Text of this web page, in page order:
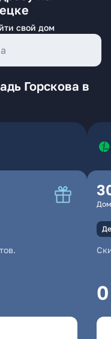
свой дом
Горскова в
0